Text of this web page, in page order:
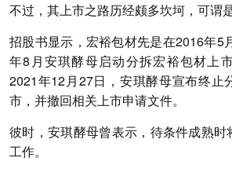
不过，其上市之路历经颇多坎坷，可谓是
招股书显示，宏裕包材先是在2016年5
年8月安琪酵母启动分拆宏裕包材上
2021年12月27日，安琪酵母宣布终止
市，并撤回相关上市申请文件。
彼时，安琪酵母曾表示，待条件成熟
工作。